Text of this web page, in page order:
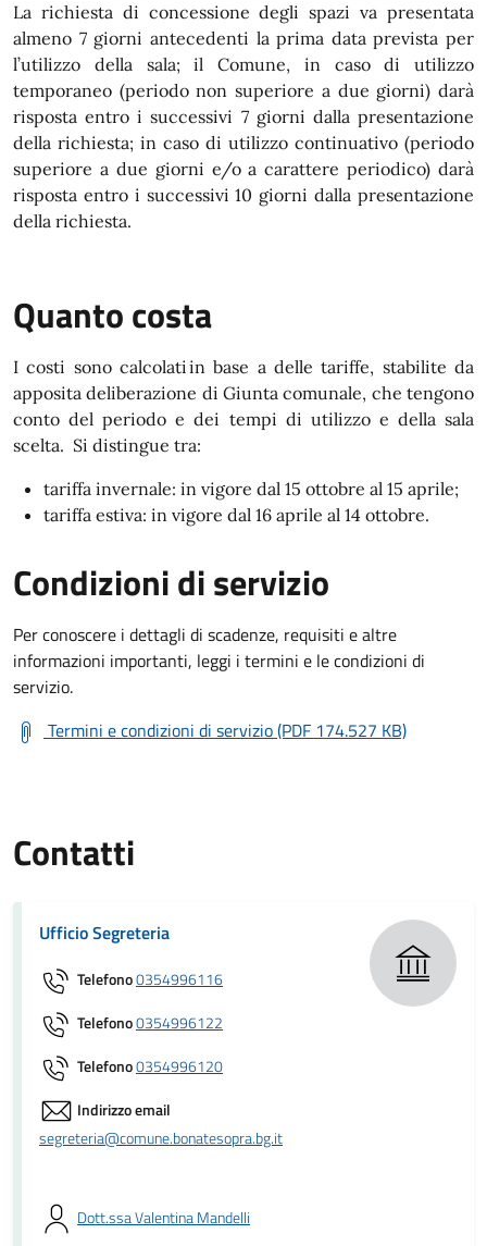
La richiesta di concessione degli spazi va presentata
almeno 7 giorni antecedenti la prima data prevista per
l’utilizzo della sala; il Comune, in caso di utilizzo
temporaneo (periodo non superiore a due giorni) darà
risposta entro i successivi 7 giorni dalla presentazione
della richiesta; in caso di utilizzo continuativo (periodo
superiore a due giorni e/o a carattere periodico) darà
risposta entro i successivi 10 giorni dalla presentazione
della richiesta.
Quanto costa
I costi sono calcolati in base a delle tariffe, stabilite da
apposita deliberazione di Giunta comunale, che tengono
conto del periodo e dei tempi di utilizzo e della sala
scelta. Si distingue tra:
tariffa invernale: in vigore dal 15 ottobre al 15 aprile;
tariffa estiva: in vigore dal 16 aprile al 14 ottobre.
Condizioni di servizio
Per conoscere i dettagli di scadenze, requisiti e altre
informazioni importanti, leggi i termini e le condizioni di
servizio.
Termini e condizioni di servizio (PDF 174.527 KB)
Contatti
Ufficio Segreteria
Telefono0354996116
Telefono0354996122
Telefono0354996120
Indirizzo email
segreteria@comune.bonatesopra.bg.it
Dott.ssa Valentina Mandelli